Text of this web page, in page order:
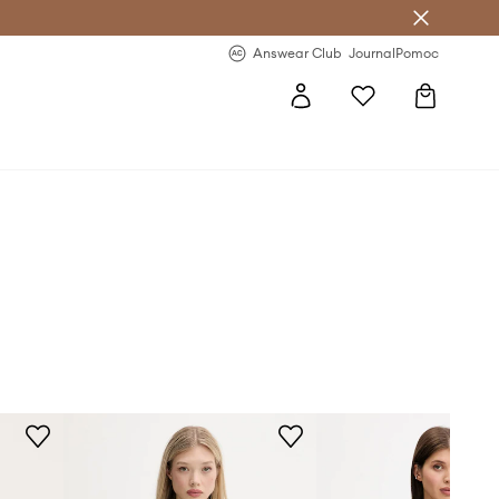
Answear Club JournalPomoc